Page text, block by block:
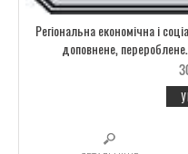
Регіональна економічна і
доповнене,